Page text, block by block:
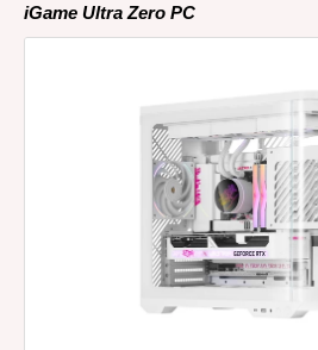
iGame Ultra Zero PC